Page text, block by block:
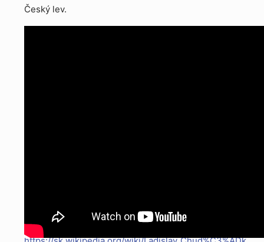
Český lev.
veľkého herca a človeka!